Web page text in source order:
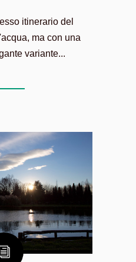
itinerario del
ma con una
variante...